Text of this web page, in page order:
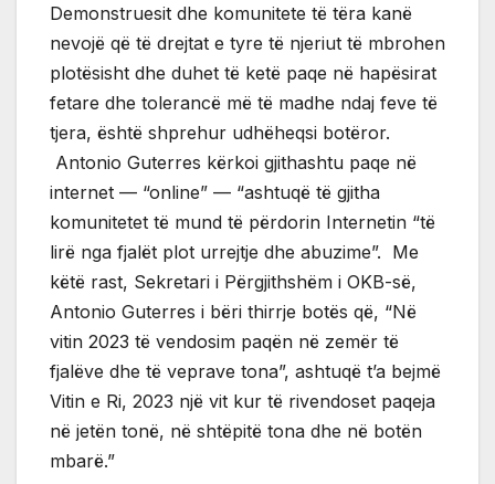
Demonstruesit dhe komunitete të tëra kanë
nevojë që të drejtat e tyre të njeriut të mbrohen
plotësisht dhe duhet të ketë paqe në hapësirat
fetare dhe tolerancë më të madhe ndaj feve të
tjera, është shprehur udhëheqsi botëror.
Antonio Guterres kërkoi gjithashtu paqe në
internet — “online” — “ashtuqë të gjitha
komunitetet të mund të përdorin Internetin “të
lirë nga fjalët plot urrejtje dhe abuzime”. Me
këtë rast, Sekretari i Përgjithshëm i OKB-së,
Antonio Guterres i bëri thirrje botës që, “Në
vitin 2023 të vendosim paqën në zemër të
fjalëve dhe të veprave tona”, ashtuqë t’a bejmë
Vitin e Ri, 2023 një vit kur të rivendoset paqeja
në jetën tonë, në shtëpitë tona dhe në botën
mbarë.”